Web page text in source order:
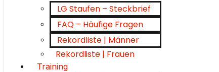
LG Staufen – Steckbrief
FAQ – Häufige Fragen
Rekordliste | Männer
Rekordliste | Frauen
Training